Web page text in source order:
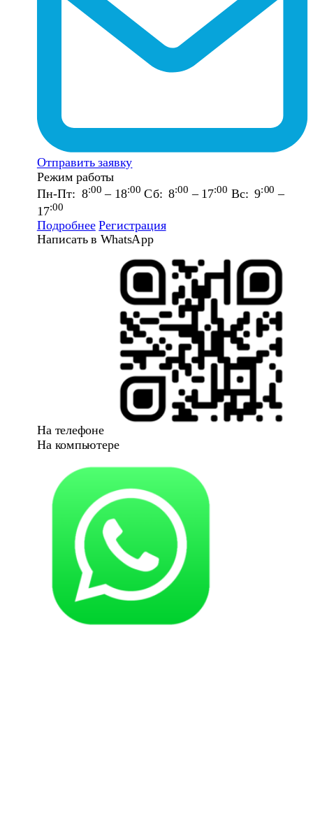
Отправить заявку
Режим работы
Пн-Пт: 8:00 – 18:00 Сб: 8:00 – 17:00 Вс: 9:00 –
17:00
Подробнее Регистрация
Написать в WhatsApp
На телефоне
На компьютере